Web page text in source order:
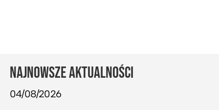
NAJNOWSZE AKTUALNOŚCI
04/08/2026